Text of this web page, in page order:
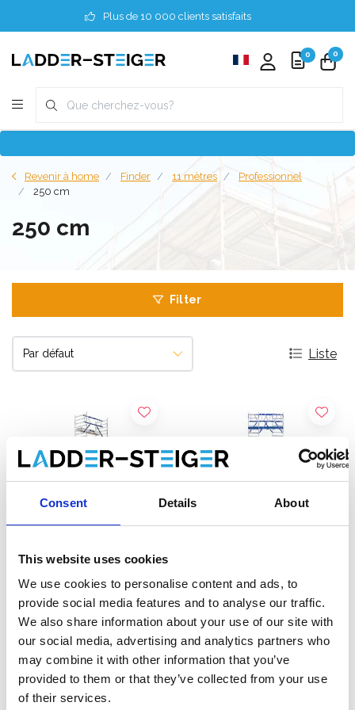
Consent Details About
This website uses cookies
We use cookies to personalise content and ads, to
provide social media features and to analyse our traffic.
We also share information about your use of our site with
our social media, advertising and analytics partners who
may combine it with other information that you’ve
provided to them or that they’ve collected from your use
of their services.
Plus de 10 000 clients satisfaits
0 0
Revenir à home Finder 11 mètres
Professionnel
250 cm
250 cm
Filter
Liste
Échafaudage roulant ASC
AGS Pro single 135 x 250 x
11,2 m hauteur travail
€4.319,00 €5.357,62
Afficher le produit
Échafaudage roulant ASC
AGS Pro double 135 x 250
x 11,2 m hauteur travail
€5.059,00 €6.277,75